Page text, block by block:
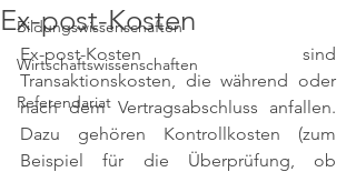
Bildungswissenschaften
Wirtschaftswissenschaften
Referendariat
Ex-post-Kosten
Ex-post-Kosten sind
Transaktionskosten, die während oder
nach dem Vertragsabschluss anfallen.
Dazu gehören Kontrollkosten (zum
Beispiel für die Überprüfung, ob